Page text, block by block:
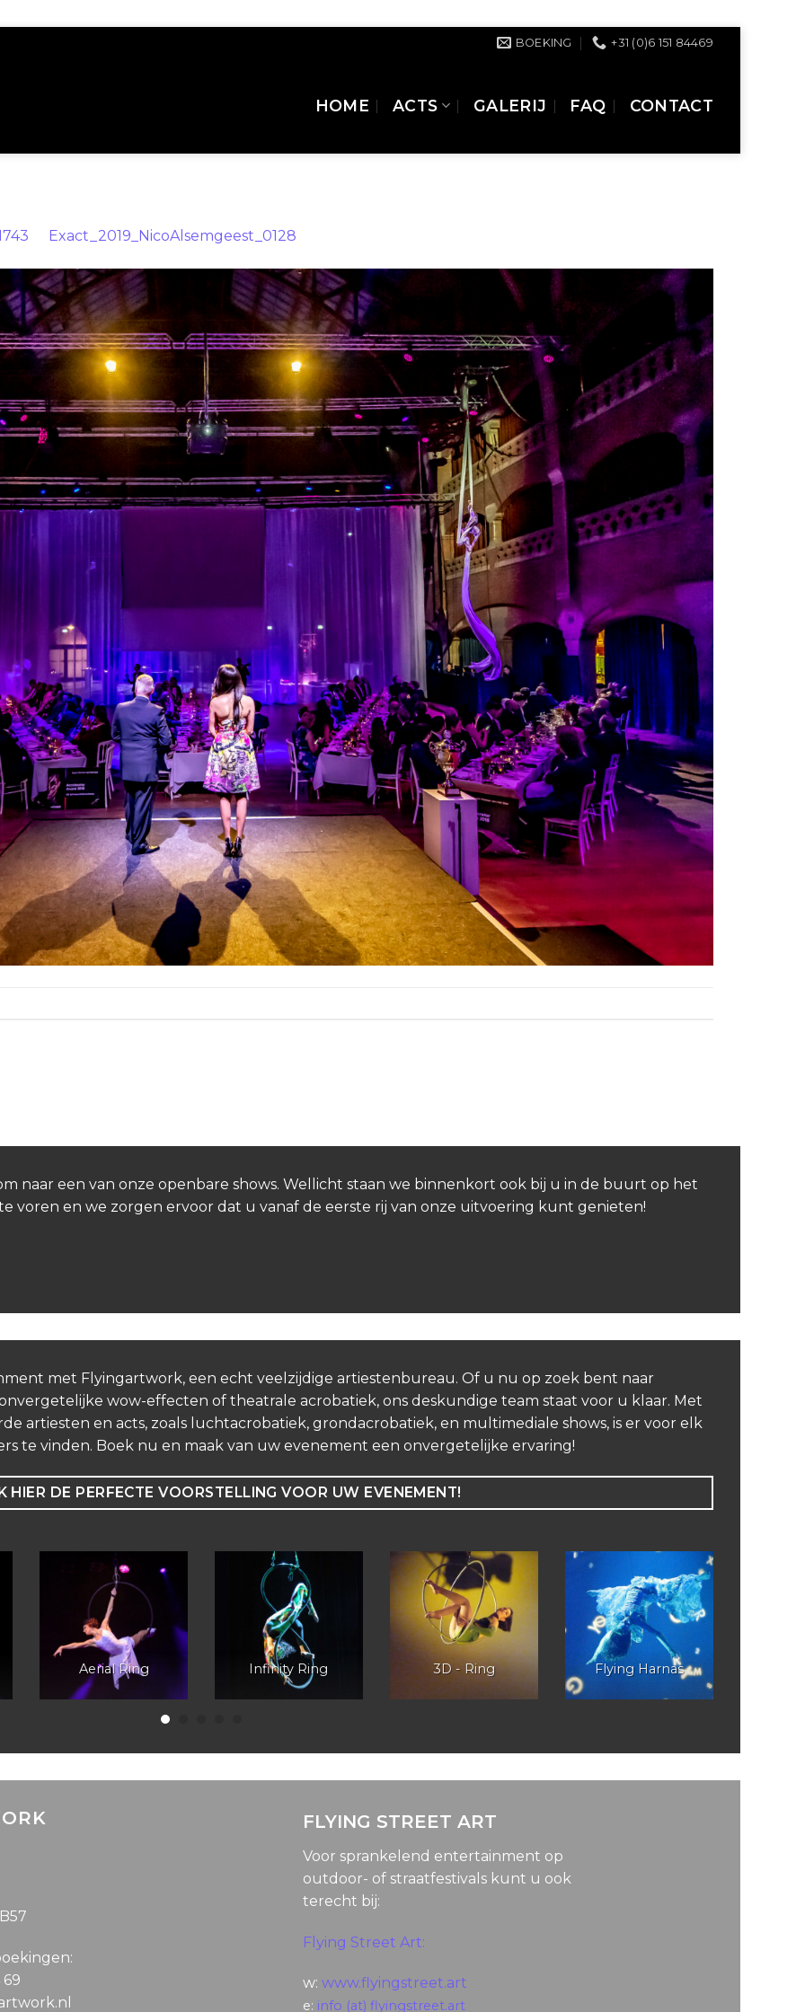
BOEKING +31 (0)6 151 84469
HOME ACTS GALERIJ FAQ CONTACT
Exact_2019_NicoAlsemgeest_0128
naar een van onze openbare shows. Wellicht staan we binnenkort ook bij u in de buurt op het
voren en we zorgen ervoor dat u vanaf de eerste rij van onze uitvoering kunt genieten!
met Flyingartwork, een echt veelzijdige artiestenbureau. Of u nu op zoek bent naar
wow-effecten of theatrale acrobatiek, ons deskundige team staat voor u klaar. Met
artiesten en acts, zoals luchtacrobatiek, grondacrobatiek, en multimediale shows, is er voor elk
te vinden. Boek nu en maak van uw evenement een onvergetelijke ervaring!
HIER DE PERFECTE VOORSTELLING VOOR UW EVENEMENT!
Aerial Ring Infinity Ring 3D - Ring Flying Harnas
69
FLYING STREET ART
Voor sprankelend entertainment op
outdoor- of straatfestivals kunt u ook
terecht bij:
Flying Street Art:
w: www.flyingstreet.art
e: info (at) flyingstreet.art